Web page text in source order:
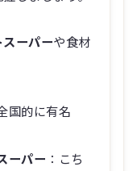
ーパーや食材
国的に有名
ーパー ：こち